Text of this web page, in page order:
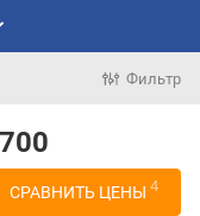
Фильтр
СРАВНИТЬ ЦЕНЫ 4